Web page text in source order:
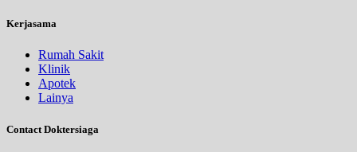
Kerjasama
Rumah Sakit
Klinik
Apotek
Lainya
Contact Doktersiaga